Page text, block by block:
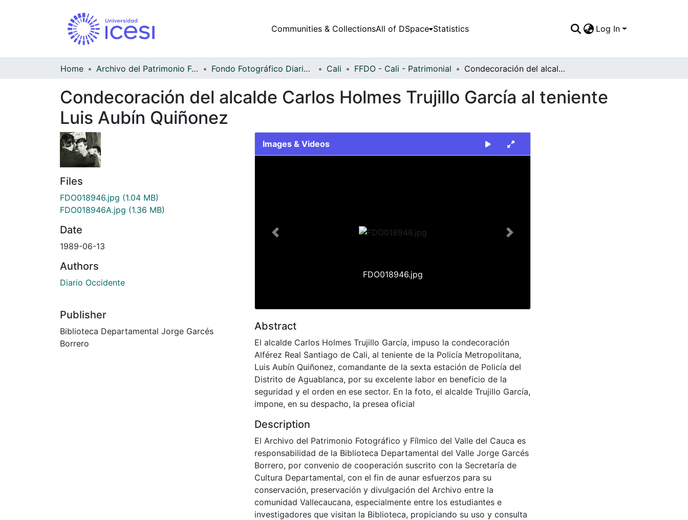
Communities & CollectionsAll of DSpace Statistics Log In
Home Archivo del Patrimonio Fotográfico y Fílmico del Valle del Cauca Fondo Fotográfico Diario Occidente Cali FFDO - Cali - Patrimonial Condecoración del alcalde Carlos Holmes Trujillo García al teniente Luis Aubín Quiñonez
Condecoración del alcalde Carlos Holmes Trujillo García al teniente
Luis Aubín Quiñonez
Files
FDO018946.jpg (1.04 MB)
FDO018946A.jpg (1.36 MB)
Date
1989-06-13
Authors
Diario Occidente
Publisher
Biblioteca Departamental Jorge Garcés
Borrero
Images & Videos
FDO018946.jpg
Previous Next
Abstract
El alcalde Carlos Holmes Trujillo García, impuso la condecoración
Alférez Real Santiago de Cali, al teniente de la Policía Metropolitana,
Luis Aubín Quiñonez, comandante de la sexta estación de Policía del
Distrito de Aguablanca, por su excelente labor en beneficio de la
seguridad y el orden en ese sector. En la foto, el alcalde Trujillo García,
impone, en su despacho, la presea oficial
Description
El Archivo del Patrimonio Fotográfico y Fílmico del Valle del Cauca es
responsabilidad de la Biblioteca Departamental del Valle Jorge Garcés
Borrero, por convenio de cooperación suscrito con la Secretaría de
Cultura Departamental, con el fin de aunar esfuerzos para su
conservación, preservación y divulgación del Archivo entre la
comunidad Vallecaucana, especialmente entre los estudiantes e
investigadores que visitan la Biblioteca, propiciando su uso y consulta